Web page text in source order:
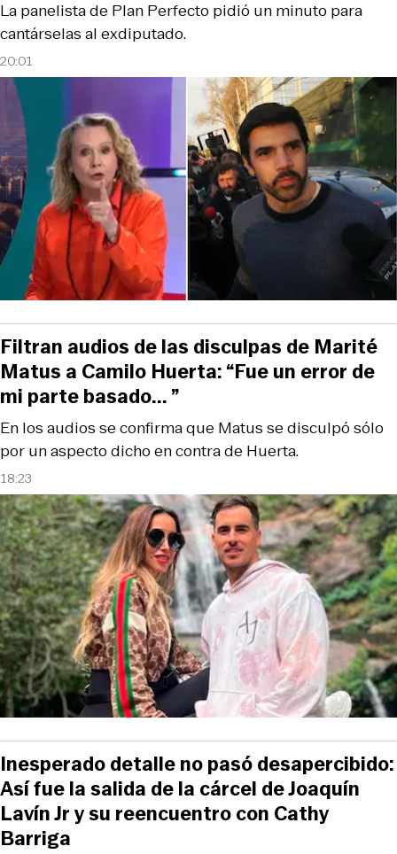
20:01
La panelista de Plan Perfecto pidió un minuto para
cantárselas al exdiputado.
18:23
En los audios se confirma que Matus se disculpó sólo
por un aspecto dicho en contra de Huerta.
Filtran audios de las disculpas de Marité
Matus a Camilo Huerta: “Fue un error de
mi parte basado... ”
Inesperado detalle no pasó desapercibido:
Así fue la salida de la cárcel de Joaquín
Lavín Jr y su reencuentro con Cathy
Barriga